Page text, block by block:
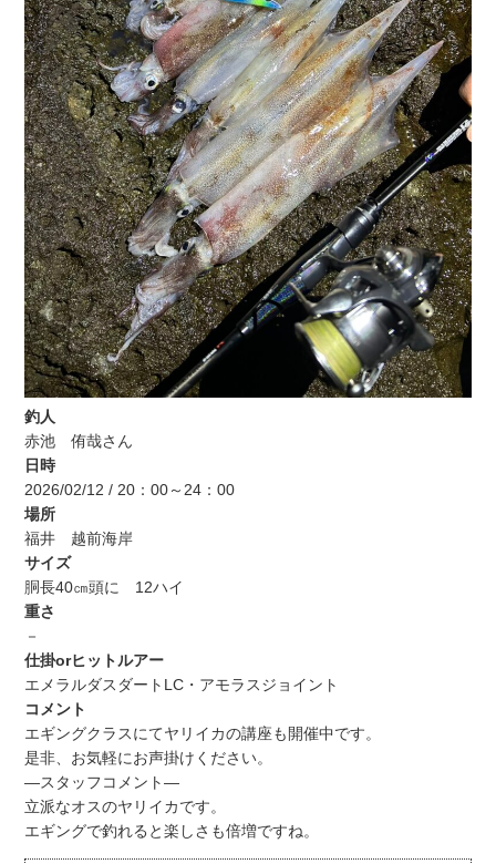
釣人
赤池 侑哉さん
日時
2026/02/12 / 20：00～24：00
場所
福井 越前海岸
サイズ
胴長40㎝頭に 12ハイ
重さ
－
仕掛orヒットルアー
エメラルダスダートLC・アモラスジョイント
コメント
エギングクラスにてヤリイカの講座も開催中です。
是非、お気軽にお声掛けください。
―スタッフコメント―
立派なオスのヤリイカです。
エギングで釣れると楽しさも倍増ですね。